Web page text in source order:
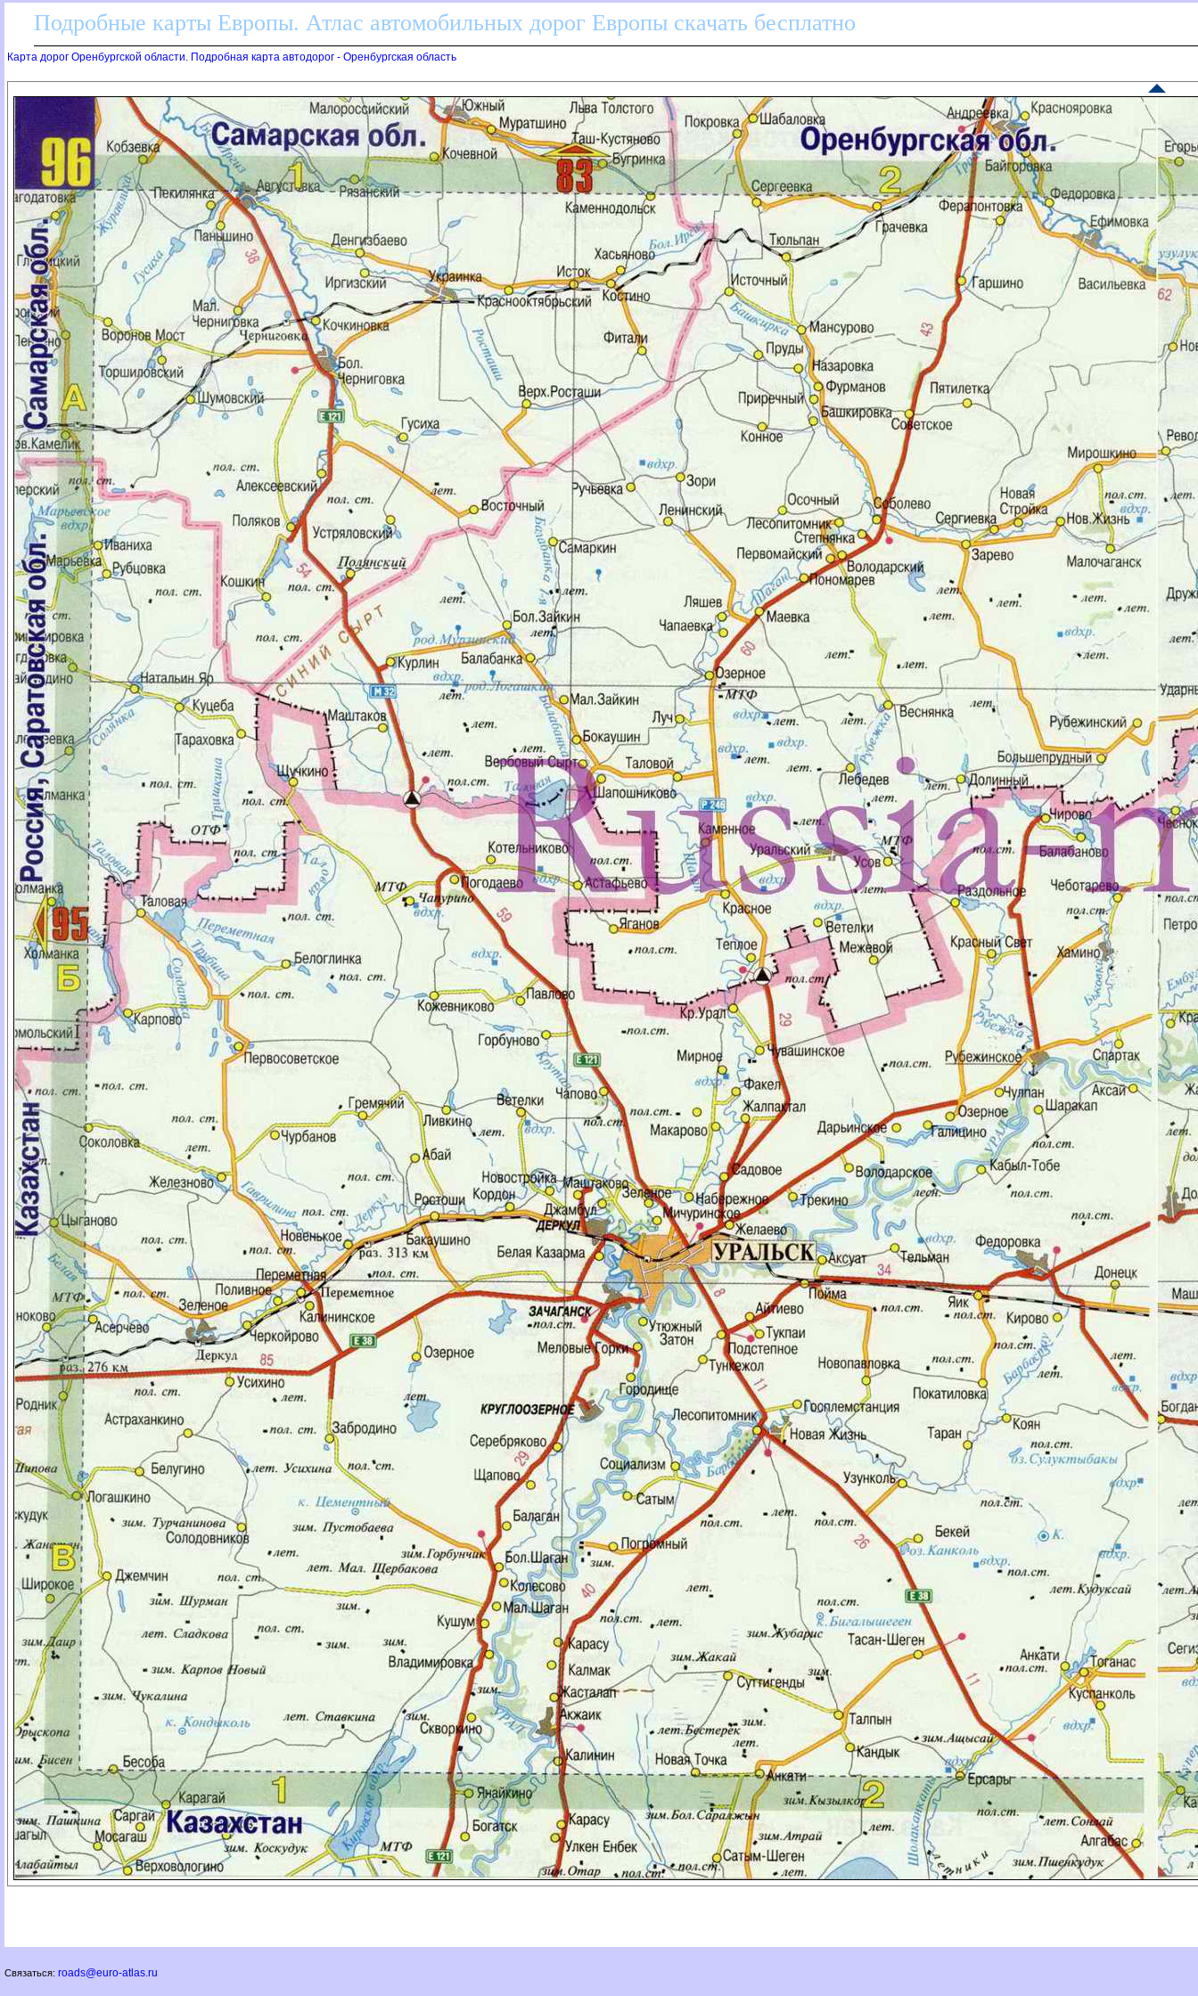
Подробные карты Европы. Атлас автомобильных дорог Европы скачать бесплатно
Карта дорог Оренбургской области. Подробная карта автодорог - Оренбургская область
Связаться: roads@euro-atlas.ru